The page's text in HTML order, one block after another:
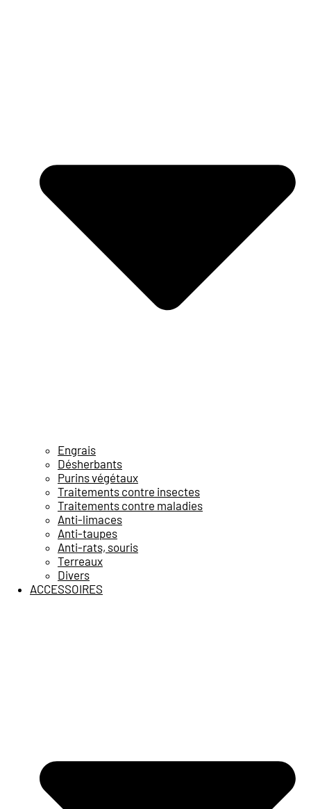
Engrais
Désherbants
Purins végétaux
Traitements contre insectes
Traitements contre maladies
Anti-limaces
Anti-taupes
Anti-rats, souris
Terreaux
Divers
ACCESSOIRES